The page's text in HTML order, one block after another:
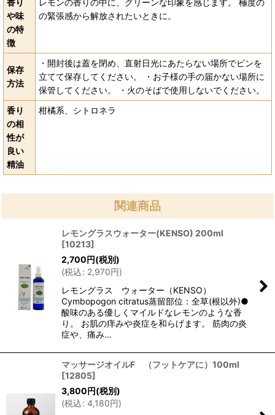
や味
の特
徴
の緊張感から解放されたいときに。
保存
方法
・開封後は蓋を閉め、直射日光にあたらない場所でビンを
立てて保存してください。 ・お子様の手の届かない場所に
保管してください。 ・火のそばで使用しないでください。
香り
の相
性が
良い
精油
柑橘系、シトロネラ
関連商品
レモングラスウォーター(KENSO) 200ml
[10213]
2,700円(税別)
(税込: 2,970円)
レモングラス ウォーター（KENSO）
Cymbopogon citratus蒸留部位：全草(根以外)●
酸味のある優しくマイルドなレモンのような香
り。 お肌の痒みや炎症を和らげます。 筋肉の炎
症や、痛み…
マッサージオイルF （フットケアに）100ml
[12805]
3,800円(税別)
(税込: 4,180円)